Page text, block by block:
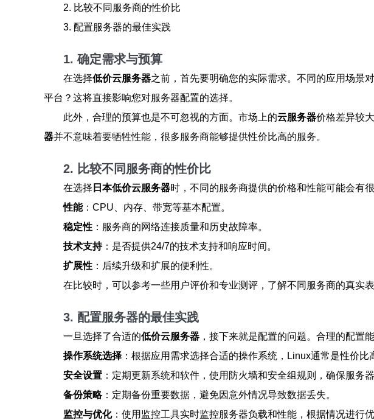
2. 比较不同服务商的性价比
3. 配置服务器的最佳实践
1. 确定需求与预算
在选择低价云服务器之前，首先要明确您的实际需求。不同的应用场景
平台？这将直接影响您对服务器配置的选择。
此外，合理的预算也是不可忽视的方面。市场上的云服务器价格差异较
器并不意味着要牺牲性能，很多服务商能够提供性价比高的服务。
2. 比较不同服务商的性价比
在选择 日本低价云服务器时，不同的服务商提供的价格和性能可能会有
性能：CPU、内存、带宽等基本配置。
稳定性 ：服务商的网络连接质量和历史故障率。
技术支持：是否提供24/7的技术支持和响应时间。
扩展性 ：后续升级和扩展的便利性。
在比较时，可以参考一些用户评价和专业测评，了解不同服务商的真实
3. 配置服务器的最佳实践
一旦选择了合适的低价云服务器 ，接下来就是配置的问题。合理的配置
操作系统选择 ：根据应用需求选择合适的操作系统，Linux通常是性价比
安全设置 ：定期更新系统和软件，使用防火墙和安全组规则，确保服务器
备份策略：定期备份重要数据，避免因意外情况导致数据丢失。
监控与优化：使用监控工具实时监控服务器负载和性能，根据情况进行优